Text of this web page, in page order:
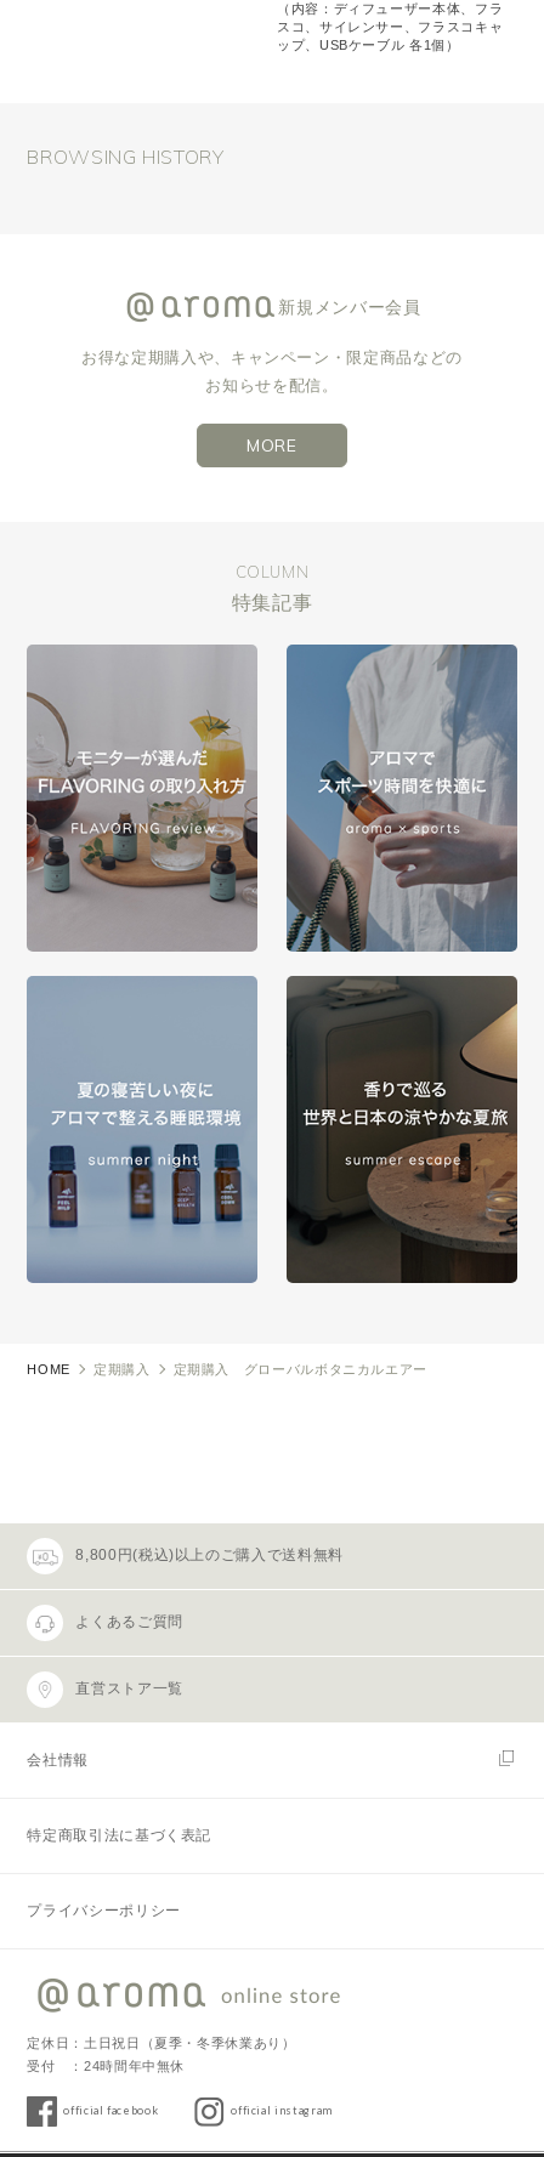
（内容：ディフューザー本体、フラ
スコ、サイレンサー、フラスコキャ
ップ、USBケーブル 各1個）
BROWSING HISTORY
新規メンバー会員
お得な定期購入や、キャンペーン・限定商品などの
お知らせを配信。
MORE
COLUMN
特集記事
HOME 定期購入 定期購入 グローバルボタニカルエアー
8,800円(税込)以上のご購入で送料無料
よくあるご質問
直営ストア一覧
会社情報
特定商取引法に基づく表記
プライバシーポリシー
定休日：土日祝日（夏季・冬季休業あり）
受付 ：24時間年中無休
official facebook official instagram